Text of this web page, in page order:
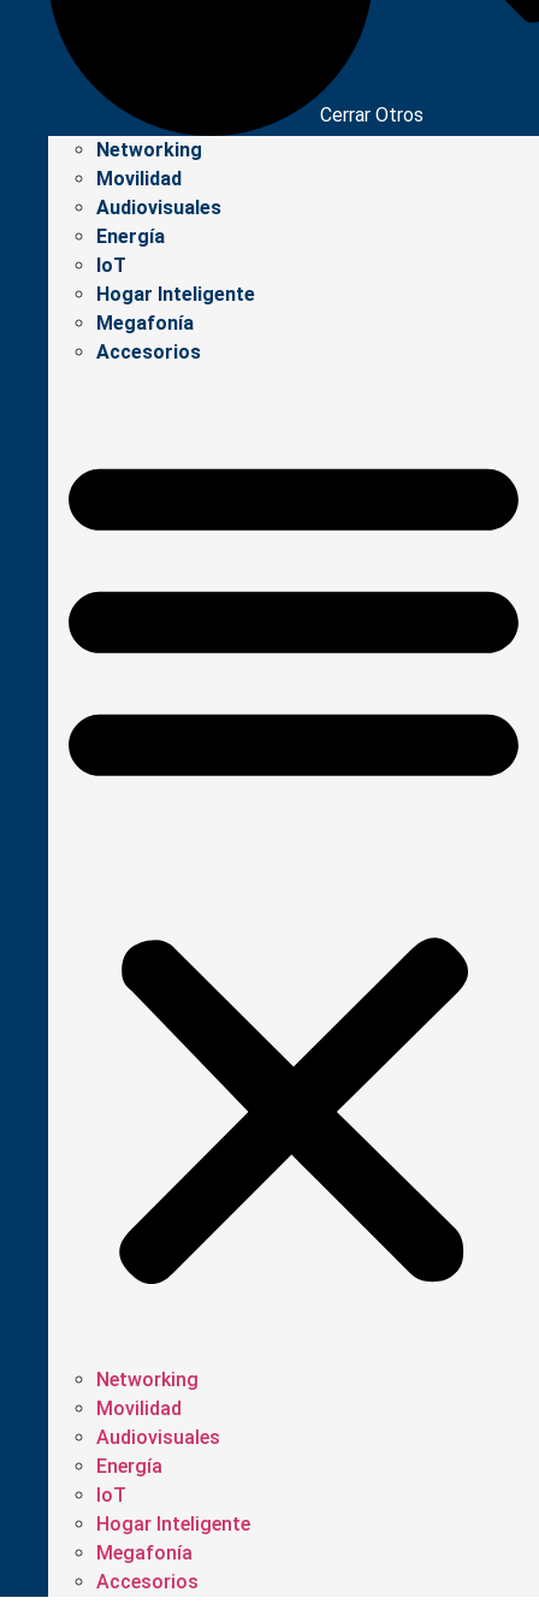
Cerrar Otros
Networking
Movilidad
Audiovisuales
Energía
IoT
Hogar Inteligente
Megafonía
Accesorios
Networking
Movilidad
Audiovisuales
Energía
IoT
Hogar Inteligente
Megafonía
Accesorios